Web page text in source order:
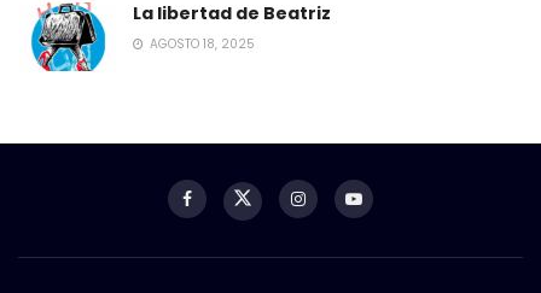
La libertad de Beatriz
AGOSTO 18, 2025